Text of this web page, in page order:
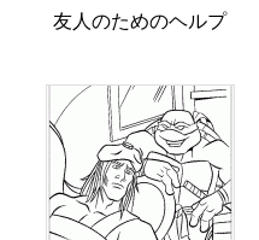
友人のためのヘルプ